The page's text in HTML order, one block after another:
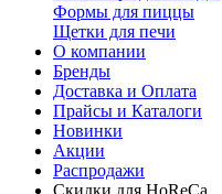
Формы для пиццы
Щетки для печи
О компании
Бренды
Доставка и Оплата
Прайсы и Каталоги
Новинки
Акции
Распродажи
Скидки для HoReCa